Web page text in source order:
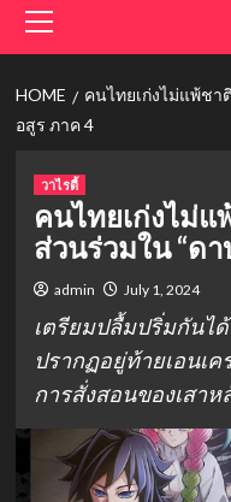
Menu
HOME
คนไทยเก่งไม่แพ้ช
อสูร ภาค 4
วาไรตี้
คนไทยเก่งไม่
ส่วนร่วมใน “ด
admin July 1, 2024
เตรียมปลื้มปริ่มกันไ
ปรากฏอยู่ท้ายเอนเ
การสั่งสอนของเสาห